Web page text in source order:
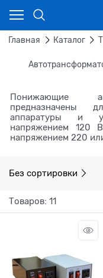
Главная Каталог
Понижающие
предназначены
аппаратуры и
напряжением 120
напряжением 220
Без сортировки
Товаров: 11